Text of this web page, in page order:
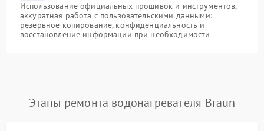
Использование официальных прошивок и инструментов,
аккуратная работа с пользовательскими данными:
резервное копирование, конфиденциальность и
восстановление информации при необходимости
Этапы ремонта водонагревателя Braun